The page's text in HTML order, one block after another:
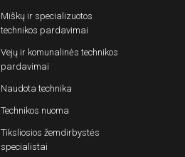
Miškų ir specializuotos
technikos pardavimai
Vejų ir komunalinės technikos
pardavimai
Naudota technika
Technikos nuoma
Tiksliosios žemdirbystės
specialistai